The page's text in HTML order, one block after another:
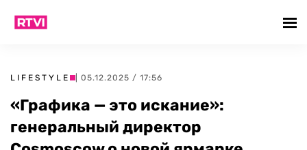
LIFESTYLE | 05.12.2025 / 17:56
«Графика — это искание»:
генеральный директор